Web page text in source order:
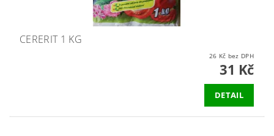
CERERIT 1 KG
26 Kč bez DPH
31 Kč
DETAIL